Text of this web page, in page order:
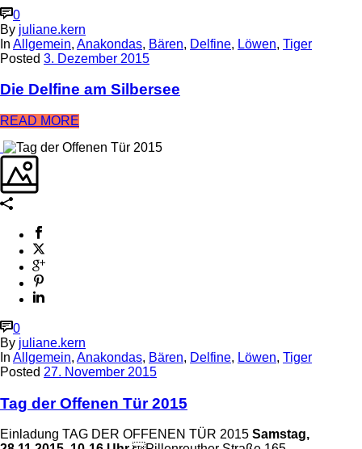
0
By juliane.kern
In Allgemein, Anakondas, Bären, Delfine, Löwen, Tiger
Posted 3. Dezember 2015
Die Delfine am Silbersee
READ MORE
0
By juliane.kern
In Allgemein, Anakondas, Bären, Delfine, Löwen, Tiger
Posted 27. November 2015
Tag der Offenen Tür 2015
Einladung TAG DER OFFENEN TÜR 2015 Samstag,